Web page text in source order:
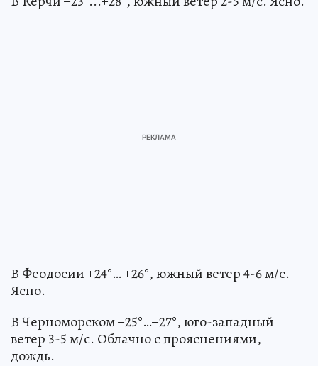
В Феодосии +24°… +26°, южный ветер 4-6 м/с.
Ясно.
В Черноморском +25°…+27°, юго-западный
ветер 3-5 м/с. Облачно с прояснениями,
дождь.